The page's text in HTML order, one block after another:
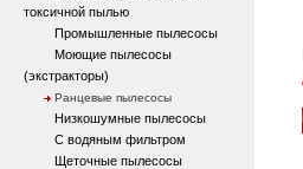
токсичной пылью
Промышленные пылесосы
Моющие пылесосы
(экстракторы)
Ранцевые пылесосы
Низкошумные пылесосы
С водяным фильтром
Щеточные пылесосы